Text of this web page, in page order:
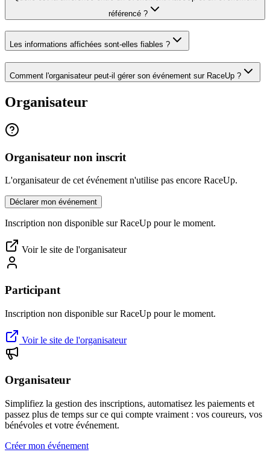
référencé ?
Les informations affichées sont-elles fiables ?
Comment l'organisateur peut-il gérer son événement sur RaceUp ?
Organisateur
Organisateur non inscrit
L'organisateur de cet événement n'utilise pas encore RaceUp.
Déclarer mon événement
Inscription non disponible sur RaceUp pour le moment.
Voir le site de l'organisateur
Participant
Inscription non disponible sur RaceUp pour le moment.
Voir le site de l'organisateur
Organisateur
Simplifiez la gestion des inscriptions, automatisez les paiements et
passez plus de temps sur ce qui compte vraiment : vos coureurs, vos
bénévoles et votre événement.
Créer mon événement